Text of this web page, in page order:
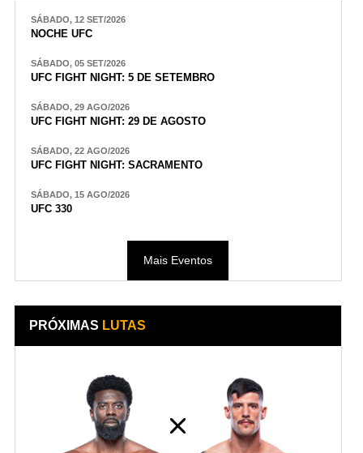
SÁBADO, 12 SET/2026
NOCHE UFC
SÁBADO, 05 SET/2026
UFC FIGHT NIGHT: 5 DE SETEMBRO
SÁBADO, 29 AGO/2026
UFC FIGHT NIGHT: 29 DE AGOSTO
SÁBADO, 22 AGO/2026
UFC FIGHT NIGHT: SACRAMENTO
SÁBADO, 15 AGO/2026
UFC 330
Mais Eventos
PRÓXIMAS LUTAS